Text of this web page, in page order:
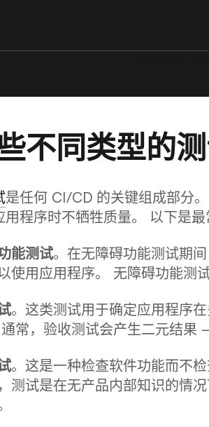
不同类型的测
是任何 CI/CD 的关键组成部分
用程序时不牺牲质量。 以下是最
能测试。在无障碍功能测试期
使用应用程序。 无障碍功能测
。这类测试用于确定应用程序
常，验收测试会产生二元结果
。这是一种检查软件功能而不
测试是在无产品内部知识的情